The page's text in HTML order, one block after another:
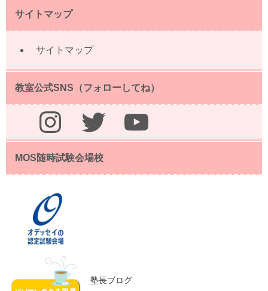
サイトマップ
サイトマップ
教室公式SNS（フォローしてね）
Instagram Twitter YouTube
MOS随時試験会場校
塾長ブログ